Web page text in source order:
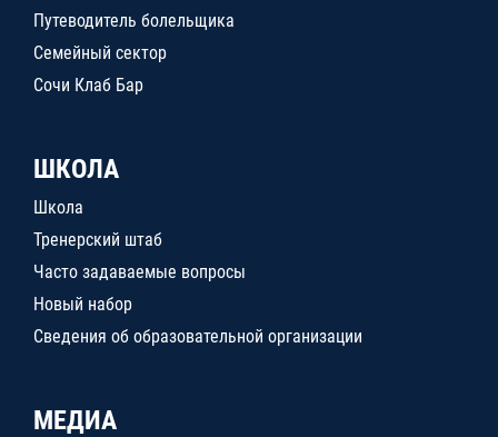
Путеводитель болельщика
Семейный сектор
Сочи Клаб Бар
ШКОЛА
Школа
Тренерский штаб
Часто задаваемые вопросы
Новый набор
Сведения об образовательной организации
МЕДИА